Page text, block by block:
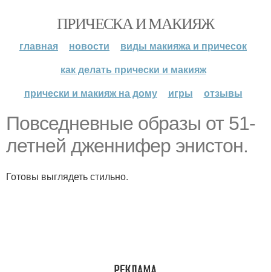
ПРИЧЕСКА И МАКИЯЖ
главная новости
виды макияжа и причесок
как делать прически и макияж
прически и макияж на дому
игры отзывы
Повседневные образы от 51-
летней дженнифер энистон.
Готовы выглядеть стильно.